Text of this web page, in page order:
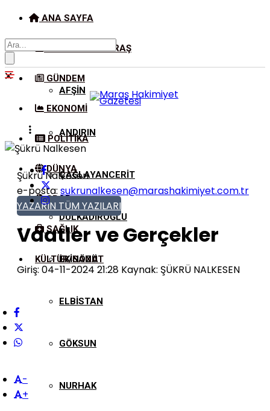
ANA SAYFA
KAHRAMANMARAŞ
AFŞIN
ANDIRIN
ÇAĞLAYANCERIT
DULKADIROĞLU
EKINÖZÜ
ELBISTAN
GÖKSUN
NURHAK
GÜNDEM
EKONOMI
POLITIKA
DÜNYA
SPOR
SAĞLIK
KÜLTÜR/SANAT
Şükrü Nalkesen
e-posta: sukrunalkesen@marashakimiyet.com.tr
YAZARIN TÜM YAZILARI
Vaatler ve Gerçekler
Giriş: 04-11-2024 21:28 Kaynak: ŞÜKRÜ NALKESEN
-
+